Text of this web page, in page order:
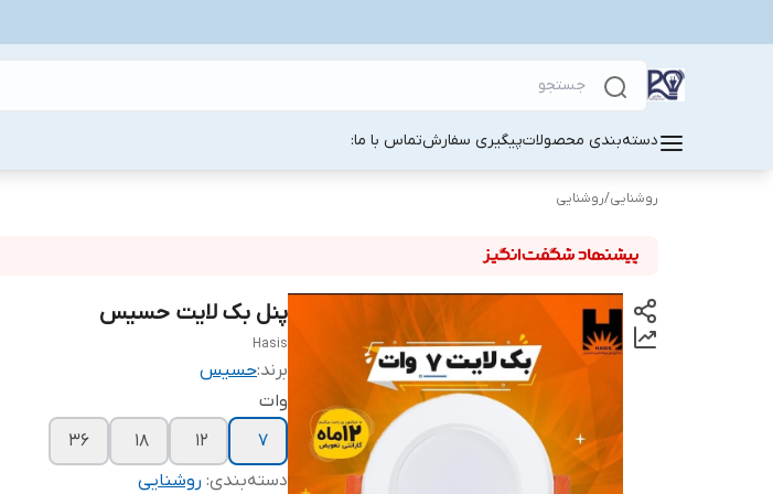
دسته‌بندی محصولاتپیگیری سفارشتماس با ما:
روشنایی/روشنایی
پنل بک لایت حسیس
Hasis
برند:حسیس
وات
7
12
18
36
دسته‌بندی: روشنایی